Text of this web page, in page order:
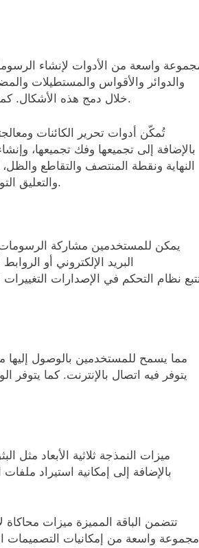
والدوائر والأقواس والمستطيلات
خلال دمج هذه الأشكال. كما يمكن للمستخدمين تحويل الأشكال ثنائية الأبعاد إلى كائنات ثلاثية الأبعاد.
تُمكّن أدوات تحرير الكائنات
بالإضافة إلى تجميعها وفك تجميعها،
النهاية ونقطة المنتصف والتقاطع
والتعليق التوضيحي للمستخدمين إضافة أبعاد وتعليقات توضيحية أخرى إلى رسوماتهم.
البريد الإلكتروني أو
يتوفر فيه اتصال بالإنترنت. كما
بالإضافة إلى إمكانية استيراد
تتضمن الباقة المميزة ميزات
مجموعة واسعة من إمكانيات